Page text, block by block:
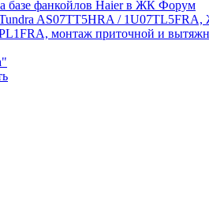
базе фанкойлов Haier в ЖК Форум
AS07TT5HRA /
монтаж приточной и